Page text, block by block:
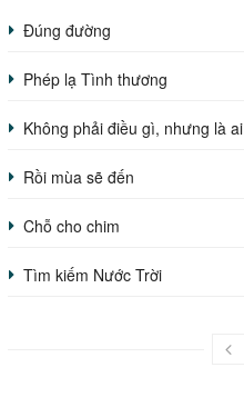
Đúng đường
Phép lạ Tình thương
Không phải điều gì, nhưng là ai
Rồi mùa sẽ đến
Chỗ cho chim
Tìm kiếm Nước Trời